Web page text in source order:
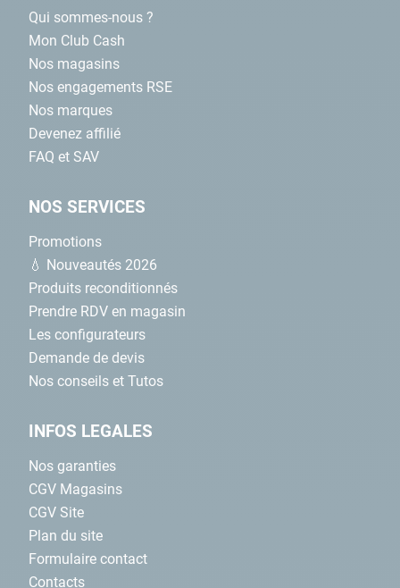
Qui sommes-nous ?
Mon Club Cash
Nos magasins
Nos engagements RSE
Nos marques
Devenez affilié
FAQ et SAV
NOS SERVICES
Promotions
💧 Nouveautés 2026
Produits reconditionnés
Prendre RDV en magasin
Les configurateurs
Demande de devis
Nos conseils et Tutos
INFOS LEGALES
Nos garanties
CGV Magasins
CGV Site
Plan du site
Formulaire contact
Contacts